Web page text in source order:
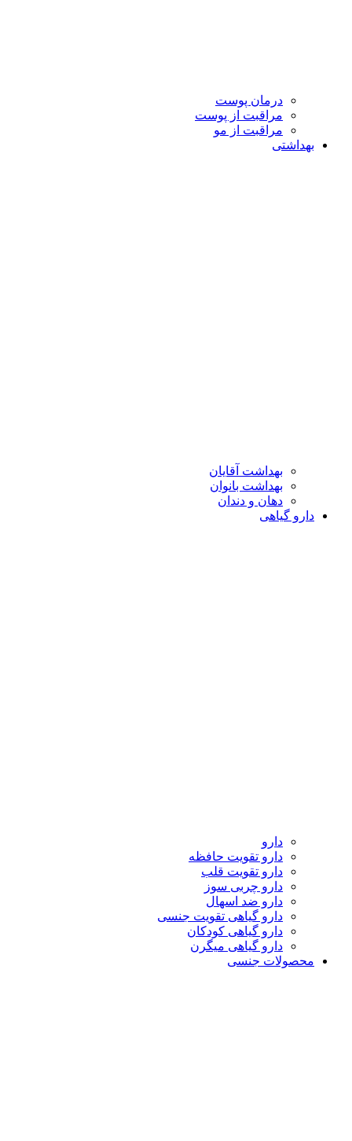
درمان پوست
مراقبت از پوست
مراقبت از مو
بهداشتی
بهداشت آقایان
بهداشت بانوان
دهان و دندان
دارو گیاهی
دارو
دارو تقویت حافظه
دارو تقویت قلب
دارو چربی سوز
دارو ضد اسهال
دارو گیاهی تقویت جنسی
دارو گیاهی کودکان
دارو گیاهی میگرن
محصولات جنسی